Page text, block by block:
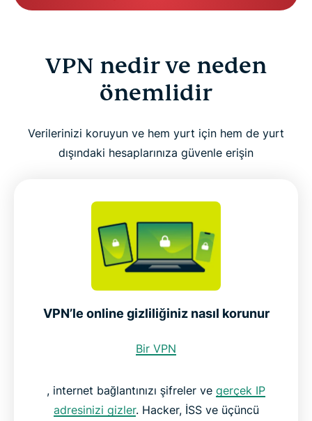
VPN nedir ve neden
önemlidir
Verilerinizi koruyun ve hem yurt için hem de yurt
dışındaki hesaplarınıza güvenle erişin
VPN’le online gizliliğiniz nasıl korunur
Bir VPN
, internet bağlantınızı şifreler ve gerçek IP
adresinizi gizler. Hacker, İSS ve üçüncü